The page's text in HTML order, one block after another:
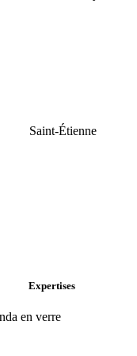
Saint-Étienne
Expertises
en verre